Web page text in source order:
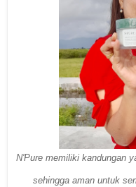
N'Pure memiliki kandungan
sehingga aman untuk